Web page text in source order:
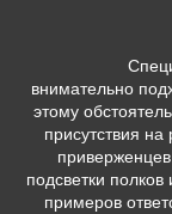
внимательно
этому
присутствия
подсветки
примеров